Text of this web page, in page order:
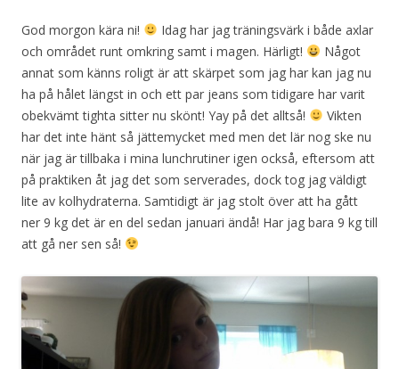
God morgon kära ni!
Idag har jag träningsvärk i både axlar
och området runt omkring samt i magen. Härligt!
Något
annat som känns roligt är att skärpet som jag har kan jag nu
ha på hålet längst in och ett par jeans som tidigare har varit
obekvämt tighta sitter nu skönt! Yay på det alltså!
Vikten
har det inte hänt så jättemycket med men det lär nog ske nu
när jag är tillbaka i mina lunchrutiner igen också, eftersom att
på praktiken åt jag det som serverades, dock tog jag väldigt
lite av kolhydraterna. Samtidigt är jag stolt över att ha gått
ner 9 kg det är en del sedan januari ändå! Har jag bara 9 kg till
att gå ner sen så!